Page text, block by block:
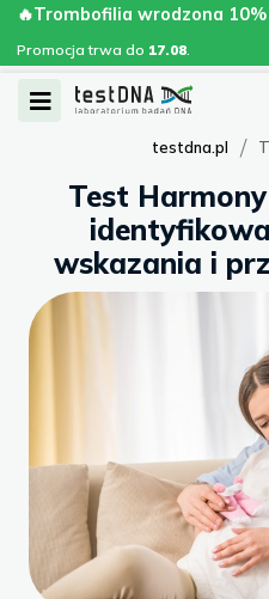
Skip
content
🔥Trombofilia wrodzona
Promocja trwa do 17.08.
🔥Trombofilia wrodzona 10% taniej
Open
testdna.pl /
Test
wskazania i